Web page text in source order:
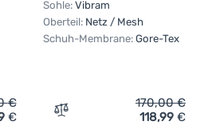
Trekkingschuhe The North
€
€
Sohle: Vibram
Oberteil: Netz / Mesh
Schuh-Membrane: Gore-Tex
Zum Vergleich 'Damen
170,00€
118,99 €